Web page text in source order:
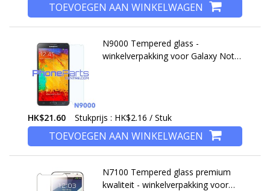
TOEVOEGEN AAN WINKELWAGEN
N9000 Tempered glass -
winkelverpakking voor Galaxy Note
HK$21.60 Stukprijs : HK$2.16 / Stuk
TOEVOEGEN AAN WINKELWAGEN
N7100 Tempered glass premium
kwaliteit - winkelverpakking voor